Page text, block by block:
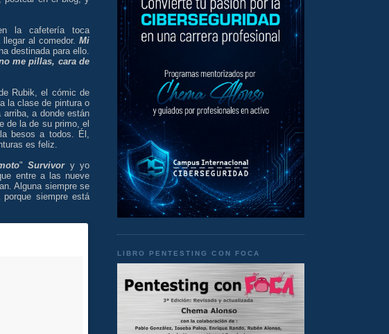
la cafetería toca
al comedor. Mi
destinada para ello.
me pillas, cara de
Rubik, el cómic de
la clase de pintura o
a donde están
de la de su primo, el
besos a todos. Él,
es feliz.
"Survivory yo
entre a las nueve
Alguna siempre se
siempre está
LIBRO PENTESTING CON FOCA